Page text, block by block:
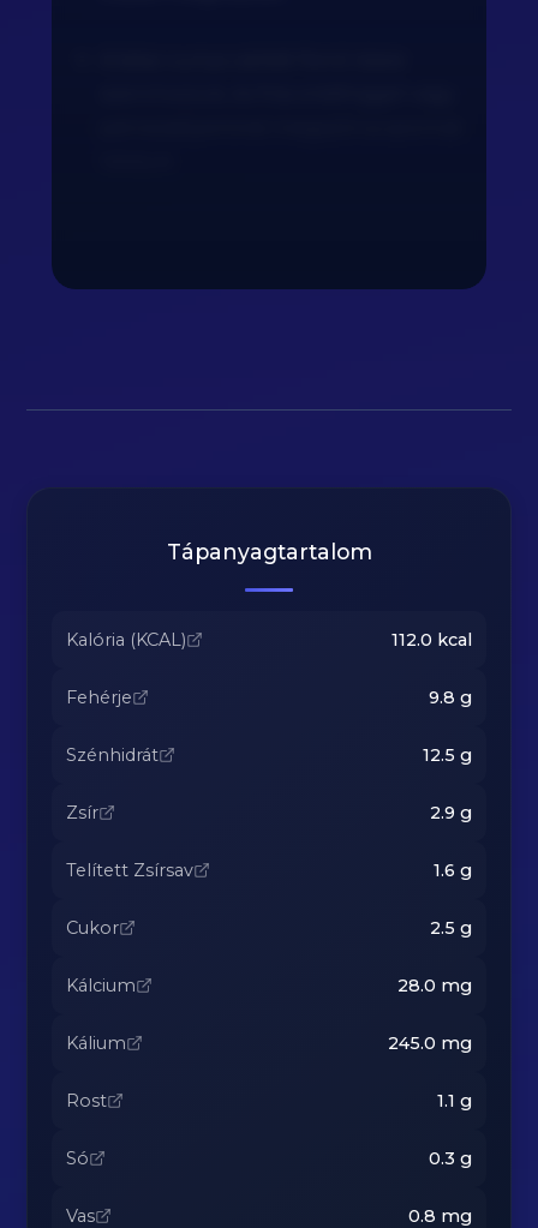
Tápanyagtartalom
Kalória (KCAL) 112.0 kcal
Fehérje 9.8 g
Szénhidrát 12.5 g
Zsír 2.9 g
Telített Zsírsav 1.6 g
Cukor 2.5 g
Kálcium 28.0 mg
Kálium 245.0 mg
Rost 1.1 g
Só 0.3 g
Vas 0.8 mg